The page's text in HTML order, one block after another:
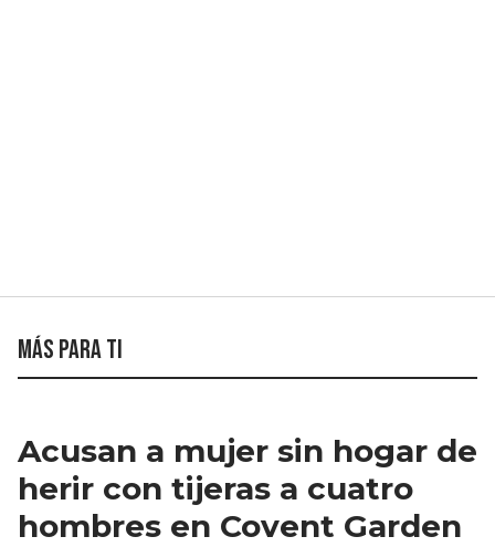
Más para ti
Acusan a mujer sin hogar de
herir con tijeras a cuatro
hombres en Covent Garden